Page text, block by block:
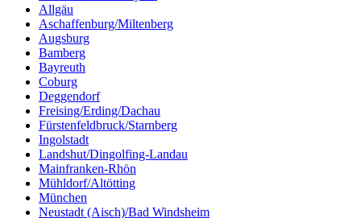
Allgäu
Aschaffenburg/Miltenberg
Augsburg
Bamberg
Bayreuth
Coburg
Deggendorf
Freising/Erding/Dachau
Fürstenfeldbruck/Starnberg
Ingolstadt
Landshut/Dingolfing-Landau
Mainfranken-Rhön
Mühldorf/Altötting
München
Neustadt (Aisch)/Bad Windsheim